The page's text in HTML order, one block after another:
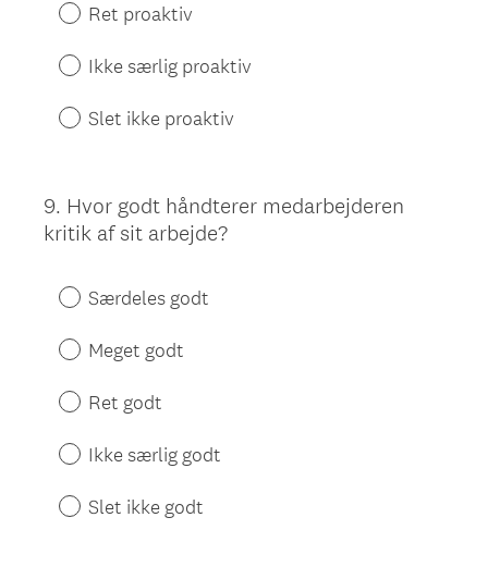
Ret proaktiv
Ikke særlig proaktiv
Slet ikke proaktiv
Question
Title
9. Hvor godt håndterer medarbejderen
kritik af sit arbejde?
Særdeles godt
Meget godt
Ret godt
Ikke særlig godt
Slet ikke godt